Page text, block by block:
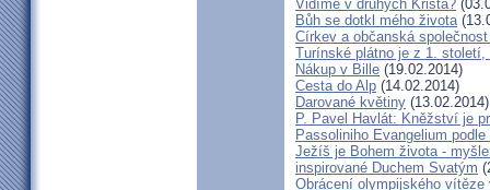
Vidíme v druhých Krista?
Bůh se dotkl mého života
Církev a občanská
Turínské plátno je z 1.
Nákup v Bille (19.02.2014)
Cesta do Alp (14.02.2014)
Darované květiny (13.02.2014)
P. Pavel Havlát: Kněžství je
Passoliniho Evangelium
Ježíš je Bohem života -
inspirované Duchem Svatým
Obrácení olympijského vítěze